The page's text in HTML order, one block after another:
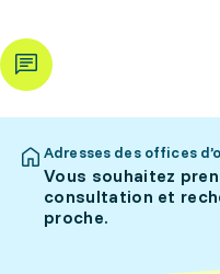
Adresses des offices
Vous souhaitez
consultation et
proche.